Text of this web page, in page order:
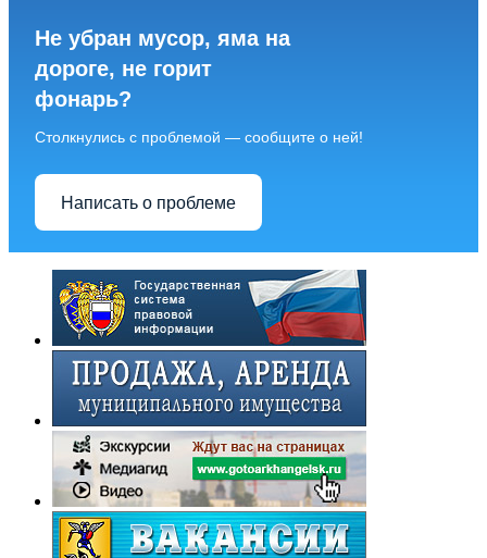
Не убран мусор, яма на
дороге, не горит
фонарь?
Столкнулись с проблемой — сообщите о ней!
Написать о проблеме